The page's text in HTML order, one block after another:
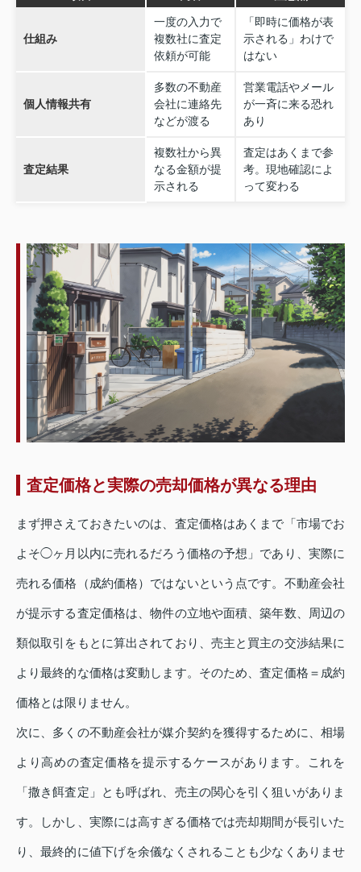
仕組み
一度の入力で
複数社に査定
依頼が可能
「即時に価格が表
示される」わけで
はない
個人情報共有
多数の不動産
会社に連絡先
などが渡る
営業電話やメール
が一斉に来る恐れ
あり
査定結果
複数社から異
なる金額が提
示される
査定はあくまで参
考。現地確認によ
って変わる
査定価格と実際の売却価格が異なる理由
まず押さえておきたいのは、査定価格はあくまで「市場でお
よそ◯ヶ月以内に売れるだろう価格の予想」であり、実際に
売れる価格（成約価格）ではないという点です。不動産会社
が提示する査定価格は、物件の立地や面積、築年数、周辺の
類似取引をもとに算出されており、売主と買主の交渉結果に
より最終的な価格は変動します。そのため、査定価格＝成約
価格とは限りません。
次に、多くの不動産会社が媒介契約を獲得するために、相場
より高めの査定価格を提示するケースがあります。これを
「撒き餌査定」とも呼ばれ、売主の関心を引く狙いがありま
す。しかし、実際には高すぎる価格では売却期間が長引いた
り、最終的に値下げを余儀なくされることも少なくありませ